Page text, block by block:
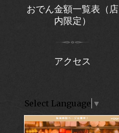
おでん金額一覧表（店
内限定）
アクセス
Select Language ▼